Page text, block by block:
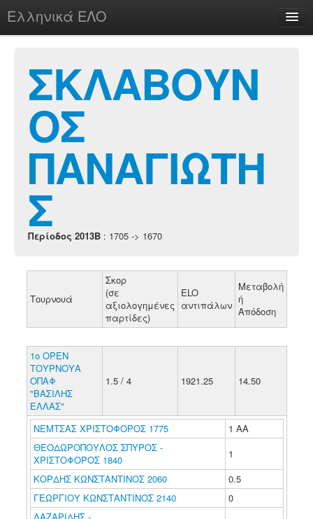
Ελληνικά ΕΛΟ
chesstu.be @ discord
Login
ΣΚΛΑΒΟΥΝ
ΟΣ
ΠΑΝΑΓΙΩΤΗ
Σ
Περίοδος 2013B : 1705 -> 1670
Τουρνουά
Σκορ
(σε
αξιολογημένες
παρτίδες)
ELO
αντιπάλων
Μεταβολή
ή
Απόδοση
1ο ΟΡΕΝ
ΤΟΥΡΝΟΥΑ
ΟΠΑΦ
"ΒΑΣΙΛΗΣ
ΕΛΛΑΣ"
1.5 / 4 1921.25 14.50
ΝΕΜΤΣΑΣ ΧΡΙΣΤΟΦΟΡΟΣ 1775
1 ΑΑ
ΘΕΟΔΩΡΟΠΟΥΛΟΣ ΣΠΥΡΟΣ -
ΧΡΙΣΤΟΦΟΡΟΣ 1840
1
ΚΟΡΔΗΣ ΚΩΝΣΤΑΝΤΙΝΟΣ 2060
0.5
ΓΕΩΡΓΙΟΥ ΚΩΝΣΤΑΝΤΙΝΟΣ 2140
0